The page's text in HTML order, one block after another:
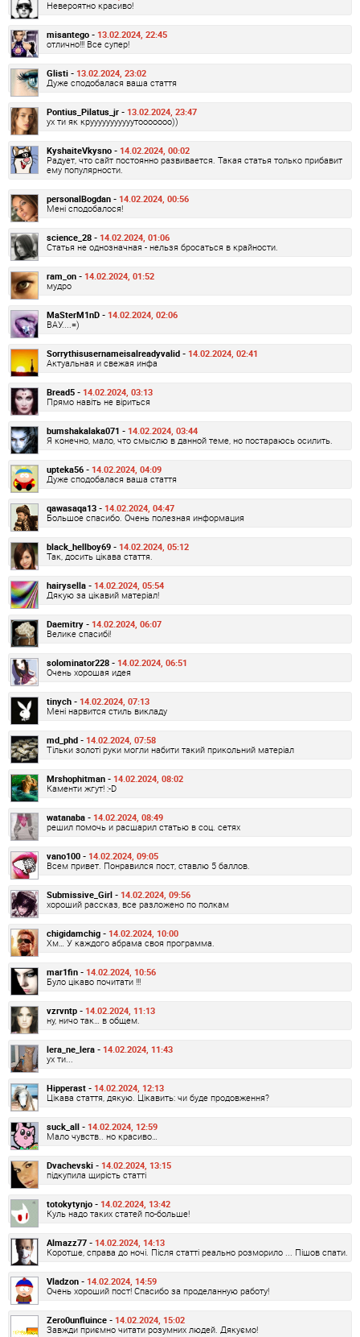
Невероятно красиво!
misantego - 13.02.2024, 22:45
отлично!!! Все супер!
Glisti - 13.02.2024, 23:02
Дуже сподобалася ваша стаття
Pontius_Pilatus_jr - 13.02.2024, 23:47
ух ти як крууууууууууутооооооо))
KyshaiteVkysno - 14.02.2024, 00:02
Радует, что сайт постоянно развивается. Такая статья только прибавит
ему популярности.
personalBogdan - 14.02.2024, 00:56
Мені сподобалося!
science_28 - 14.02.2024, 01:06
Статья не однозначная - нельзя бросаться в крайности.
ram_on - 14.02.2024, 01:52
мудро
MaSterM1nD - 14.02.2024, 02:06
ВАУ....=)
Sorrythisusernameisalreadyvalid - 14.02.2024, 02:41
Актуальная и свежая инфа
Bread5 - 14.02.2024, 03:13
Прямо навіть не віриться
bumshakalaka071 - 14.02.2024, 03:44
Я конечно, мало, что смыслю в данной теме, но постараюсь осилить.
upteka56 - 14.02.2024, 04:09
Дуже сподобалася ваша стаття
qawasaqa13 - 14.02.2024, 04:47
Большое спасибо. Очень полезная информация
black_hellboy69 - 14.02.2024, 05:12
Так, досить цікава стаття.
hairysella - 14.02.2024, 05:54
Дякую за цікавий матеріал!
Daemitry - 14.02.2024, 06:07
Велике спасибі!
solominator228 - 14.02.2024, 06:51
Очень хорошая идея
tinych - 14.02.2024, 07:13
Мені нарвится стиль викладу
md_phd - 14.02.2024, 07:58
Тільки золоті руки могли набити такий прикольний матеріал
Mrshophitman - 14.02.2024, 08:02
Каменти жгут! :-D
watanaba - 14.02.2024, 08:49
решил помочь и расшарил статью в соц. сетях
vano100 - 14.02.2024, 09:05
Всем привет. Понравился пост, ставлю 5 баллов.
Submissive_Girl - 14.02.2024, 09:56
хороший рассказ, все разложено по полкам
chigidamchig - 14.02.2024, 10:00
Хм… У каждого абрама своя программа.
mar1fin - 14.02.2024, 10:56
Було цікаво почитати !!!
vzrvntp - 14.02.2024, 11:13
ну, ничо так… в общем.
lera_ne_lera - 14.02.2024, 11:43
ух ти...
Hipperast - 14.02.2024, 12:13
Цікава стаття, дякую. Цікавить: чи буде продовження?
suck_all - 14.02.2024, 12:59
Мало чувств.. но красиво…
Dvachevski - 14.02.2024, 13:15
підкупила щирість статті
totokytynjo - 14.02.2024, 13:42
Куль надо таких статей по-больше!
Almazz77 - 14.02.2024, 14:13
Коротше, справа до ночі. Після статті реально розморило ... Пішов спати.
Vladzon - 14.02.2024, 14:59
Очень хороший пост! Спасибо за проделанную работу!
Zero0unfluince - 14.02.2024, 15:02
Завжди приємно читати розумних людей. Дякуємо!